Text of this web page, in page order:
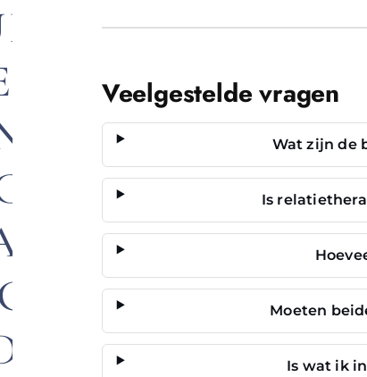
Veelgestelde vragen
Wat zijn de
Is
Moeten
Is wat ik
IN